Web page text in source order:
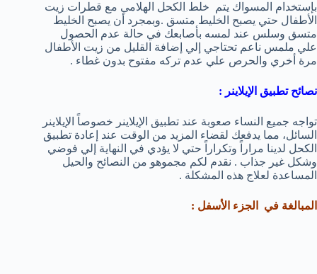
بإستخدام المسواك يتم خلط الكحل الهلامي مع قطرات زيت
الأطفال حتي يصبح الخليط متسق .وبمجرد أن يصبح الخليط
متسق وسلس عند لمسه بأصابعك في حالة عدم الحصول
علي ملمس ناعم تحتاجي إلي إضافة القليل من زيت الأطفال
مرة أخري والحرص علي عدم تركه مفتوح بدون غطاء .
نصائح تطبيق الإيلاينر :
تواجه جميع النساء صعوبة عند تطبيق الإيلاينر خصوصاً الإيلاينر
السائل، مما يدفعك لقضاء المزيد من الوقت عند إعادة تطبيق
الكحل لدينا مراراً وتكراراً حتي لا يؤدي في النهاية إلي فوضي
وشكل غير جذاب . نقدم لكم مجموهو من النصائح والحيل
المساعدة لعلاج هذه المشكلة .
المبالغة في الجزء الأسفل :